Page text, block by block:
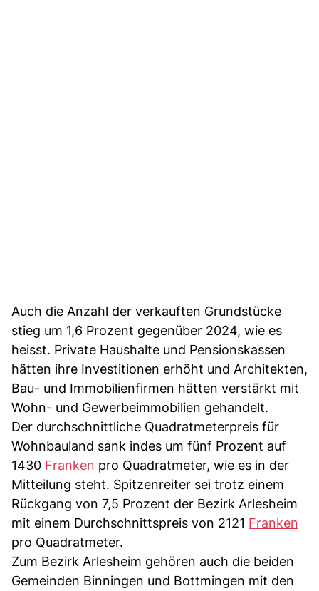
Auch die Anzahl der verkauften Grundstücke
stieg um 1,6 Prozent gegenüber 2024, wie es
heisst. Private Haushalte und Pensionskassen
hätten ihre Investitionen erhöht und Architekten,
Bau- und Immobilienfirmen hätten verstärkt mit
Wohn- und Gewerbeimmobilien gehandelt.
Der durchschnittliche Quadratmeterpreis für
Wohnbauland sank indes um fünf Prozent auf
1430 Franken pro Quadratmeter, wie es in der
Mitteilung steht. Spitzenreiter sei trotz einem
Rückgang von 7,5 Prozent der Bezirk Arlesheim
mit einem Durchschnittspreis von 2121 Franken
pro Quadratmeter.
Zum Bezirk Arlesheim gehören auch die beiden
Gemeinden Binningen und Bottmingen mit den